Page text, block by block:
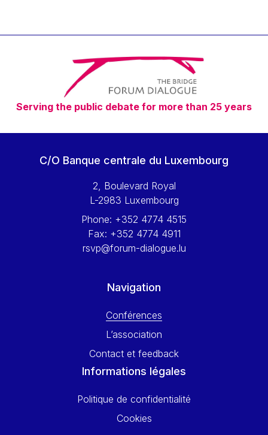
Timothy Radcliffe
Vaclav Klaus
Vassilios Skouris
Vítor Manuel da Silva Caldeira
Viviane Reding
Walter Hagg
Wolfgang Ketterle
Yossi Beillin
Yves FRANCHET
Serving the public debate for more than 25 years
C/O Banque centrale du Luxembourg
2, Boulevard Royal
L-2983 Luxembourg
Phone: +352 4774 4515
Fax: +352 4774 4911
rsvp@forum-dialogue.lu
Navigation
Conférences
L’association
Contact et feedback
Informations légales
Politique de confidentialité
Cookies